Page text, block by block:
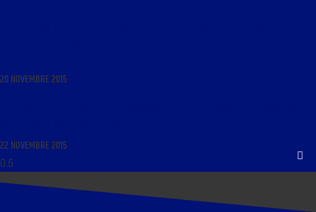
20 NOVEMBRE 2015
22 NOVEMBRE 2015